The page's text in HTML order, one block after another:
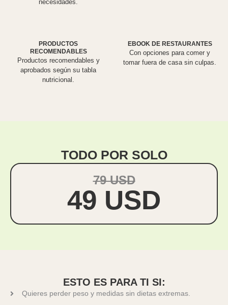
necesidades.
PRODUCTOS
RECOMENDABLES
Productos recomendables y
aprobados según su tabla
nutricional.
EBOOK DE RESTAURANTES
Con opciones para comer y
tomar fuera de casa sin culpas.
TODO POR SOLO
79 USD
49 USD
ESTO ES PARA TI SI:
Quieres perder peso y medidas sin dietas extremas.